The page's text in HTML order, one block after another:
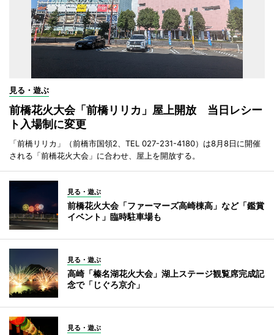
見る・遊ぶ
前橋花火大会「前橋リリカ」屋上開放 当日レシー
ト入場制に変更
「前橋リリカ」（前橋市国領2、TEL 027-231-4180）は8月8日に開催
される「前橋花火大会」に合わせ、屋上を開放する。
見る・遊ぶ
前橋花火大会「ファーマーズ高崎棟高」など「鑑賞
イベント」臨時駐車場も
見る・遊ぶ
高崎「榛名湖花火大会」湖上ステージ観覧席完成記
念で「じぐろ京介」
見る・遊ぶ